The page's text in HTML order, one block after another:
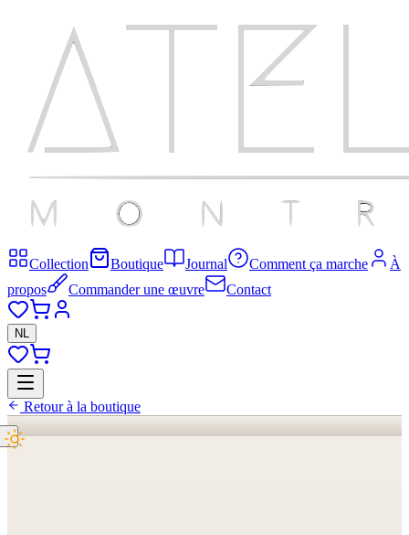
Collection Boutique Journal Comment ça marche
À
propos
Commander une œuvre Contact
NL
Retour à la boutique